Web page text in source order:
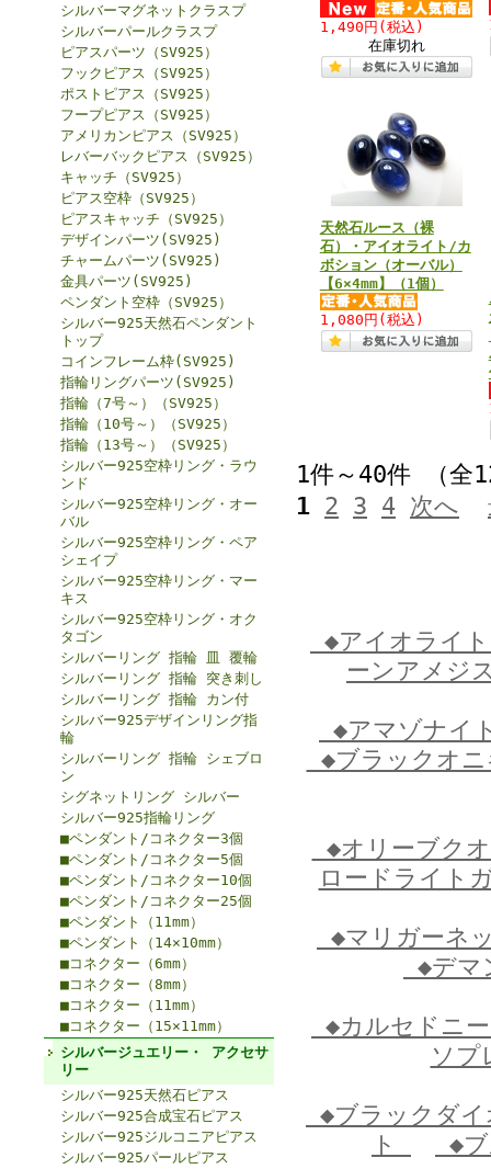
シルバーマグネットクラスプ
シルバーパールクラスプ
ピアスパーツ（SV925）
フックピアス（SV925）
ポストピアス（SV925）
フープピアス（SV925）
アメリカンピアス（SV925）
レバーバックピアス（SV925）
キャッチ（SV925）
ピアス空枠（SV925）
ピアスキャッチ（SV925）
デザインパーツ(SV925)
チャームパーツ(SV925)
金具パーツ(SV925)
ペンダント空枠（SV925）
シルバー925天然石ペンダント
トップ
コインフレーム枠(SV925)
指輪リングパーツ(SV925)
指輪（7号～）（SV925）
指輪（10号～）（SV925）
指輪（13号～）（SV925）
シルバー925空枠リング・ラウ
ンド
シルバー925空枠リング・オー
バル
シルバー925空枠リング・ペア
シェイプ
シルバー925空枠リング・マー
キス
シルバー925空枠リング・オク
タゴン
シルバーリング 指輪 皿 覆輪
シルバーリング 指輪 突き刺し
シルバーリング 指輪 カン付
シルバー925デザインリング指
輪
シルバーリング 指輪 シェブロ
ン
シグネットリング シルバー
シルバー925指輪リング
■ペンダント/コネクター3個
■ペンダント/コネクター5個
■ペンダント/コネクター10個
■ペンダント/コネクター25個
■ペンダント（11mm）
■ペンダント（14×10mm）
■コネクター（6mm）
■コネクター（8mm）
■コネクター（11mm）
■コネクター（15×11mm）
シルバージュエリー・ アクセサ
リー
シルバー925天然石ピアス
シルバー925合成宝石ピアス
シルバー925ジルコニアピアス
シルバー925パールピアス
1,490円 (税込)
在庫切れ
天然石ルース（裸
石）・アイオライト/カ
ボション（オーバル）
【6×4mm】（1個）
1,080円 (税込)
1件～40件 （
1 2 3 4 次へ
◆アイオライ
ーンアメジ
◆アマゾナイ
◆ブラックオ
◆オリーブク
ロードライト
◆マリガーネ
◆デマ
◆カルセドニ
ソ
◆ブラックダ
ト
◆